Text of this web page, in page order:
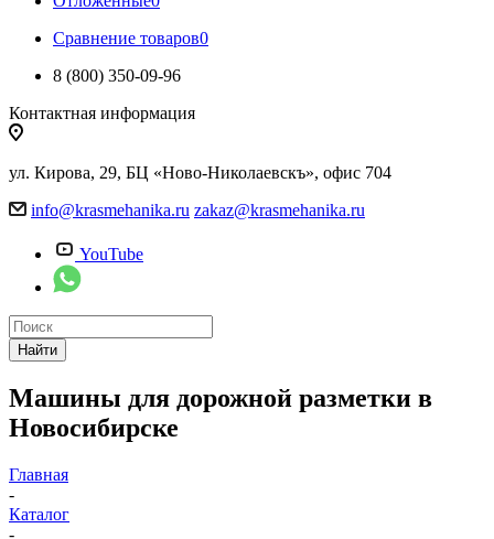
Сравнение товаров0
8 (800) 350-09-96
Контактная информация
ул. Кирова, 29, БЦ «Ново-Николаевскъ», офис 704
info@krasmehanika.ru zakaz@krasmehanika.ru
YouTube
Найти
Машины для дорожной разметки в
Новосибирске
Главная
-
Каталог
-